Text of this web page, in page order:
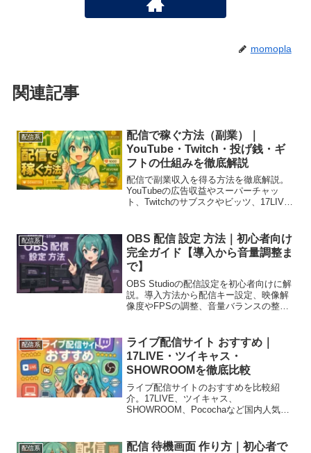
momopla
関連記事
配信系
配信で稼ぐ方法（副業）｜
YouTube・Twitch・投げ銭・ギ
フトの仕組みを徹底解説
配信で副業収入を得る方法を徹底解説。
YouTubeの広告収益やスーパーチャッ
ト、Twitchのサブスクやビッツ、17LIVE
紹介します。
配信系
OBS 配信 設定 方法｜初心者向け
完全ガイド【導入から音量調整ま
で】
OBS Studioの配信設定を初心者向けに解
説。導入方法から配信キー設定、映像解
像度やFPSの調整、音量バランスの整え
配信系
ライブ配信サイト おすすめ｜
17LIVE・ツイキャス・
SHOWROOMを徹底比較
ライブ配信サイトのおすすめを比較紹
介。17LIVE、ツイキャス、
SHOWROOM、Pocochaなど国内人気サ
つかります。
配信系
配信 待機画面 作り方｜初心者で